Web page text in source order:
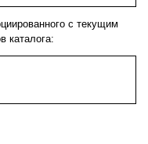
с текущим
каталога: